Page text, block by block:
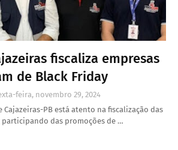
fiscaliza empresas
de Black Friday
feira, novembro 29, 2024
PB está atento na fiscalização das
participando das promoções de …